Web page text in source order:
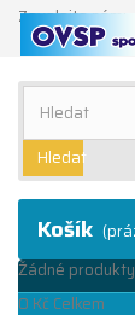
Zavolejte nám:
Hledat
Košík
Žádné produkty
0 KčCelkem